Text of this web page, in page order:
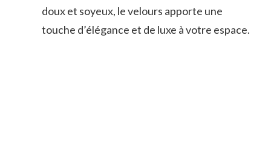
doux et soyeux, le velours apporte une
touche d’élégance et de luxe à votre espace.